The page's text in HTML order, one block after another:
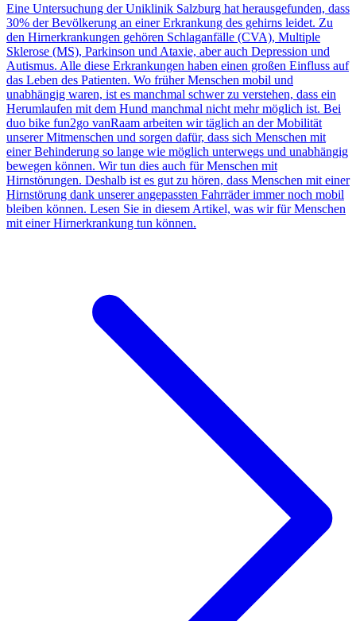
Eine Untersuchung der Uniklinik Salzburg hat herausgefunden, dass
30% der Bevölkerung an einer Erkrankung des gehirns leidet. Zu
den Hirnerkrankungen gehören Schlaganfälle (CVA), Multiple
Sklerose (MS), Parkinson und Ataxie, aber auch Depression und
Autismus. Alle diese Erkrankungen haben einen großen Einfluss auf
das Leben des Patienten. Wo früher Menschen mobil und
unabhängig waren, ist es manchmal schwer zu verstehen, dass ein
Herumlaufen mit dem Hund manchmal nicht mehr möglich ist. Bei
duo bike fun2go vanRaam arbeiten wir täglich an der Mobilität
unserer Mitmenschen und sorgen dafür, dass sich Menschen mit
einer Behinderung so lange wie möglich unterwegs und unabhängig
bewegen können. Wir tun dies auch für Menschen mit
Hirnstörungen. Deshalb ist es gut zu hören, dass Menschen mit einer
Hirnstörung dank unserer angepassten Fahrräder immer noch mobil
bleiben können. Lesen Sie in diesem Artikel, was wir für Menschen
mit einer Hirnerkrankung tun können.